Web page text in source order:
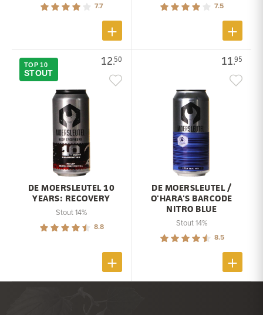
7.7 7.5
12.50
TOP 10
STOUT
DE MOERSLEUTEL 10
YEARS: RECOVERY
Stout 14%
8.8
11.95
DE MOERSLEUTEL /
O'HARA'S BARCODE
NITRO BLUE
Stout 14%
8.5